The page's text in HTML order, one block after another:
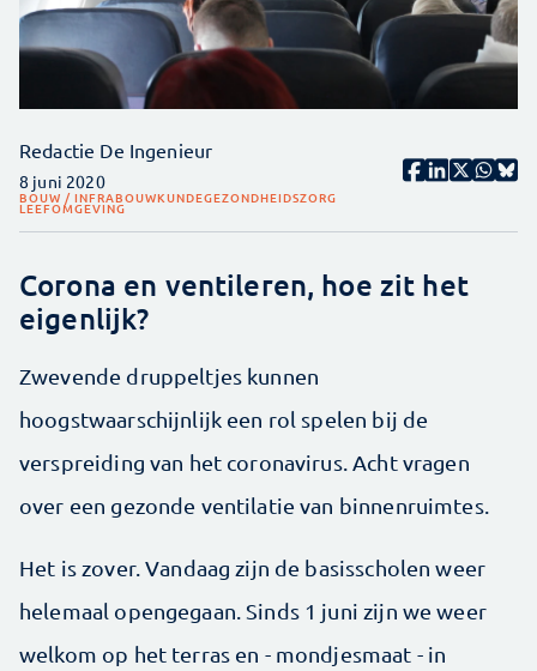
Redactie De Ingenieur
8 juni 2020
BOUW / INFRABOUWKUNDEGEZONDHEIDSZORG
LEEFOMGEVING
Corona en ventileren, hoe zit het
eigenlijk?
Zwevende druppeltjes kunnen
hoogstwaarschijnlijk een rol spelen bij de
verspreiding van het coronavirus. Acht vragen
over een gezonde ventilatie van binnenruimtes.
Het is zover. Vandaag zijn de basisscholen weer
helemaal opengegaan. Sinds 1 juni zijn we weer
welkom op het terras en - mondjesmaat - in